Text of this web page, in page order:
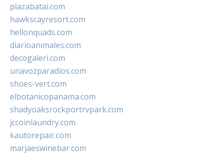
plazabatai.com
hawkscayresort.com
hellonquads.com
diarioanimales.com
decogaleri.com
unavozparadios.com
shoes-vert.com
elbotanicopanama.com
shadyoaksrockportrvpark.com
jccoinlaundry.com
kautorepair.com
marjaeswinebar.com